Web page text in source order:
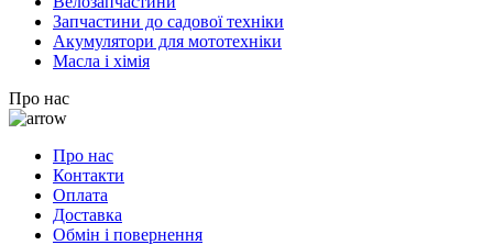
Запчастини до садової техніки
Акумулятори для мототехніки
Масла і хімія
Про нас
Про нас
Контакти
Оплата
Доставка
Обмін і повернення